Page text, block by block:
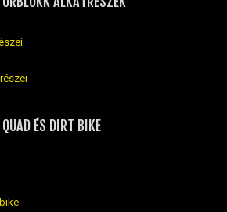
QUAD ÉS DIRT BIKE